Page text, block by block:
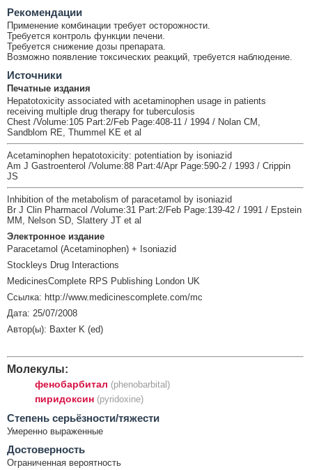
Рекомендации
Применение комбинации требует осторожности.
Требуется контроль функции печени.
Требуется снижение дозы препарата.
Возможно появление токсических реакций, требуется наблюдение.
Источники
Печатные издания
Hepatotoxicity associated with acetaminophen usage in patients
receiving multiple drug therapy for tuberculosis
Chest /Volume:105 Part:2/Feb Page:408-11 / 1994 / Nolan CM,
Sandblom RE, Thummel KE et al
Acetaminophen hepatotoxicity: potentiation by isoniazid
Am J Gastroenterol /Volume:88 Part:4/Apr Page:590-2 / 1993 / Crippin
JS
Inhibition of the metabolism of paracetamol by isoniazid
Br J Clin Pharmacol /Volume:31 Part:2/Feb Page:139-42 / 1991 / Epstein
MM, Nelson SD, Slattery JT et al
Электронное издание
Paracetamol (Acetaminophen) + Isoniazid
Stockleys Drug Interactions
MedicinesComplete RPS Publishing London UK
Ссылка: http://www.medicinescomplete.com/mc
Дата: 25/07/2008
Автор(ы): Baxter K (ed)
Молекулы:
фенобарбитал (phenobarbital)
пиридоксин (pyridoxine)
Cтепень серьёзности/тяжести
Умеренно выраженные
Достоверность
Ограниченная вероятность